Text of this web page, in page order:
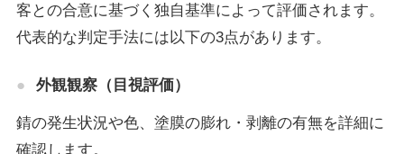
客との合意に基づく独自基準によって評価されます。
代表的な判定手法には以下の3点があります。
外観観察（目視評価）
錆の発生状況や色、塗膜の膨れ・剥離の有無を詳細に
確認します。